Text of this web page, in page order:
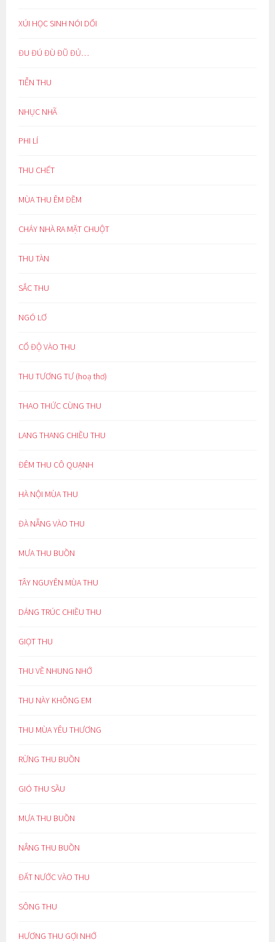
XÚI HỌC SINH NÓI DỐI
ĐU ĐÚ ĐÙ ĐŨ ĐỦ…
TIỄN THU
NHỤC NHÃ
PHI LÍ
THU CHẾT
MÙA THU ÊM ĐỀM
CHÁY NHÀ RA MẶT CHUỘT
THU TÀN
SẮC THU
NGÓ LƠ
CỔ ĐỘ VÀO THU
THU TƯƠNG TƯ (hoạ thơ)
THAO THỨC CÙNG THU
LANG THANG CHIỀU THU
ĐÊM THU CÔ QUẠNH
HÀ NỘI MÙA THU
ĐÀ NẴNG VÀO THU
MƯA THU BUỒN
TÂY NGUYÊN MÙA THU
DÁNG TRÚC CHIỀU THU
GIỌT THU
THU VỀ NHUNG NHỚ
THU NÀY KHÔNG EM
THU MÙA YÊU THƯƠNG
RỪNG THU BUỒN
GIÓ THU SẦU
MƯA THU BUỒN
NẮNG THU BUỒN
ĐẤT NƯỚC VÀO THU
SÔNG THU
HƯƠNG THU GỢI NHỚ